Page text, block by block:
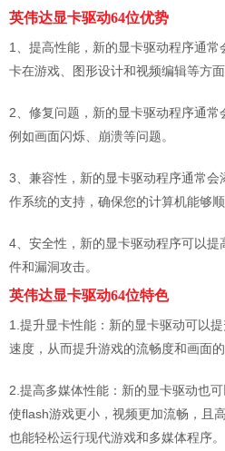
英伟达显卡驱动64位优势
1、提高性能，新的显卡驱动程序通
卡在游戏、图形设计和视频编辑等方面
2、修复问题，新的显卡驱动程序通常
例如画面闪烁、崩溃等问题。
3、兼容性，新的显卡驱动程序通常
作系统的支持，确保您的计算机能够
4、安全性，新的显卡驱动程序可以
件和漏洞攻击。
英伟达显卡驱动64位特色
1.提升显卡性能：新的显卡驱动可以
速度，从而提升游戏的流畅度和画面的
2.提高多媒体性能：新的显卡驱动也
使flash游戏更小，视频更加流畅，且
也能轻松运行现代游戏和多媒体程序。